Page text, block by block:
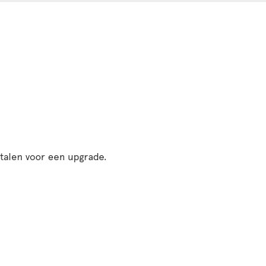
voor een upgrade.